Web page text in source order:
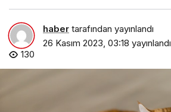
haber tarafından yayınlandı
26 Kasım 2023, 03:18 yayınlandı
130